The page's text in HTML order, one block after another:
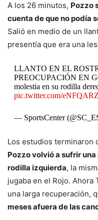
A los 26 minutos, Pozzo
cuenta de que no podía
Salió en medio de un
presentía que era una
LLANTO EN EL
PREOCUPACIÓN EN
molestia en su rodilla
pic.twitter.com/
— SportsCenter
Los estudios terminaron
Pozzo volvió a sufrir
rodilla izquierda, la
jugaba en el Rojo.
una larga recuperación,
meses afuera de las